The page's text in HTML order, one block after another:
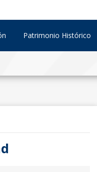
Patrimonio Histórico